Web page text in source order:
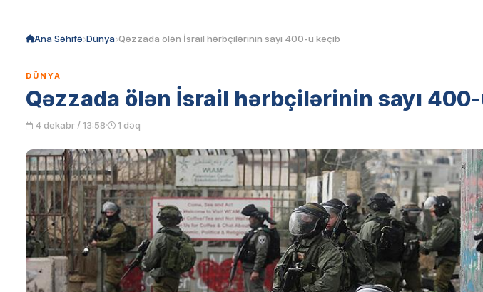
Ana Səhifə Dünya Qəzzada ölən İsrail hərbçilərinin sayı 400-ü keçib
DÜNYA
Qəzzada ölən İsrail hərbçilərinin sayı
4 dekabr / 13:58 1 dəq